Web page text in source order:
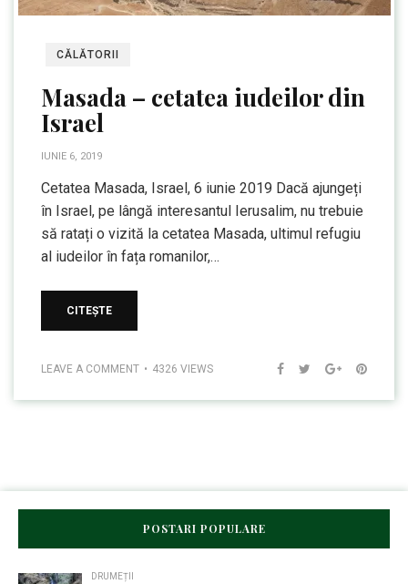
CĂLĂTORII
Masada – cetatea iudeilor din
Israel
IUNIE 6, 2019
Cetatea Masada, Israel, 6 iunie 2019 Dacă ajungeți
în Israel, pe lângă interesantul Ierusalim, nu trebuie
să ratați o vizită la cetatea Masada, ultimul refugiu
al iudeilor în fața romanilor,…
CITEȘTE
LEAVE A COMMENT 4326 VIEWS
POSTARI POPULARE
DRUMEȚII